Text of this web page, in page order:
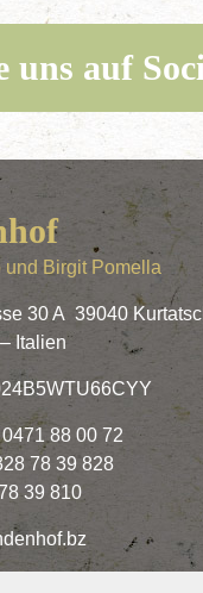
uns auf
und Birgit Pomella
30 A 39040
Italien
88 00 72
78 39 828
39 810